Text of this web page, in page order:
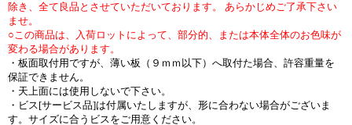
除き、全て良品とさせていただいております。 あらかじめご了承下さい
ませ。
○この商品は、入荷ロットによって、部分的、または本体全体のお色味が
変わる場合があります。
・板面取付用ですが、薄い板（９ｍｍ以下）へ取付た場合、許容重量を
保証できません。
・天上面には使用しないで下さい。
・ビス[サービス品]は付属いたしますが、形に合わない場合がございま
す。サイズに合うビスをご用意ください。